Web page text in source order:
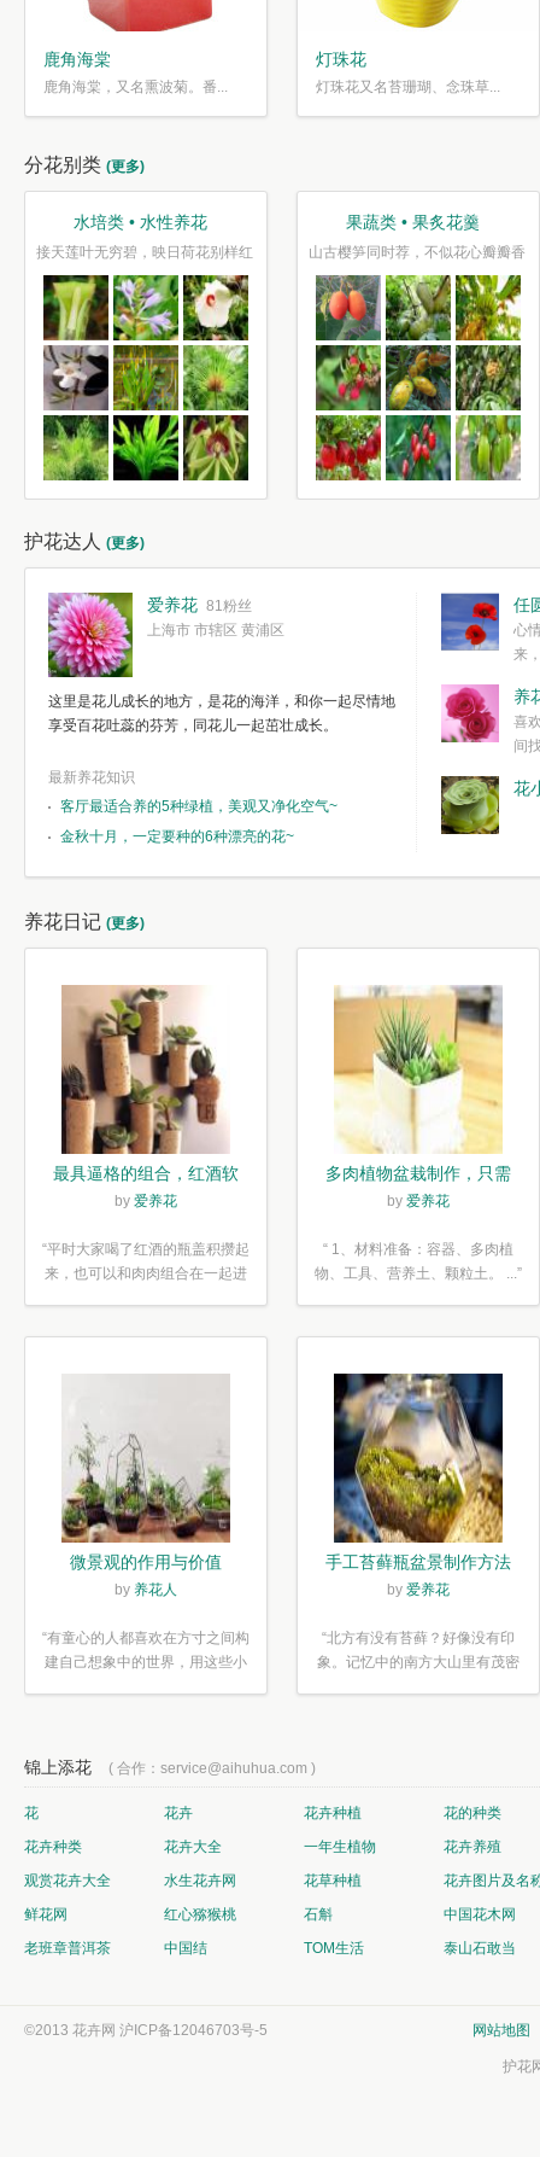
鹿角海棠
鹿角海棠，又名熏波菊。番...
灯珠花
灯珠花又名苔珊瑚、念珠草...
分花别类 (更多)
水培类 • 水性养花
接天莲叶无穷碧，映日荷花别样红
果蔬类 • 果炙花羹
山古樱笋同时荐，不似花心瓣瓣香
护花达人 (更多)
爱养花 81粉丝
上海市 市辖区 黄浦区
这里是花儿成长的地方，是花的海洋，和你一起尽情地
享受百花吐蕊的芬芳，同花儿一起茁壮成长。
最新养花知识
客厅最适合养的5种绿植，美观又净化空气~
金秋十月，一定要种的6种漂亮的花~
任
心
来
简单愉快的心
我们自己复杂
养
喜
间
花
养花日记 (更多)
最具逼格的组合，红酒软
木塞diy多肉植物盆栽
by 爱养花
“平时大家喝了红酒的瓶盖积攒起
来，也可以和肉肉组合在一起进
多肉植物盆栽制作，只需
简单6步
by 爱养花
“ 1、材料准备：容器、多肉植
物、工具、营养土、颗粒土。 ...”
微景观的作用与价值
by 养花人
“有童心的人都喜欢在方寸之间构
建自己想象中的世界，用这些小
手工苔藓瓶盆景制作方法
by 爱养花
“北方有没有苔藓？好像没有印
象。记忆中的南方大山里有茂密
锦上添花 ( 合作：service@aihuhua.com )
花 花卉 花卉种植
花的种类
花卉种类
花卉大全 一年生植物
花卉养殖
观赏花卉大全
水生花卉网 花草种植
花卉图片及名
鲜花网
红心猕猴桃 石斛
中国花木网
老班章普洱茶
中国结 TOM生活 泰山石敢当
©2013 花卉网 沪ICP备12046703号-5 网站地图
护花